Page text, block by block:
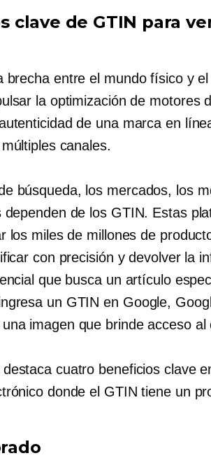
clave de GTIN para
brecha entre el mundo físico y
la optimización de motores
de una marca en
canales.
búsqueda, los mercados, los
dependen de los GTIN. Estas
los miles de millones de
con precisión y devolver la
que busca un artículo
un GTIN en Google,
imagen que brinde acceso al
cuatro beneficios clave
donde el GTIN tiene un